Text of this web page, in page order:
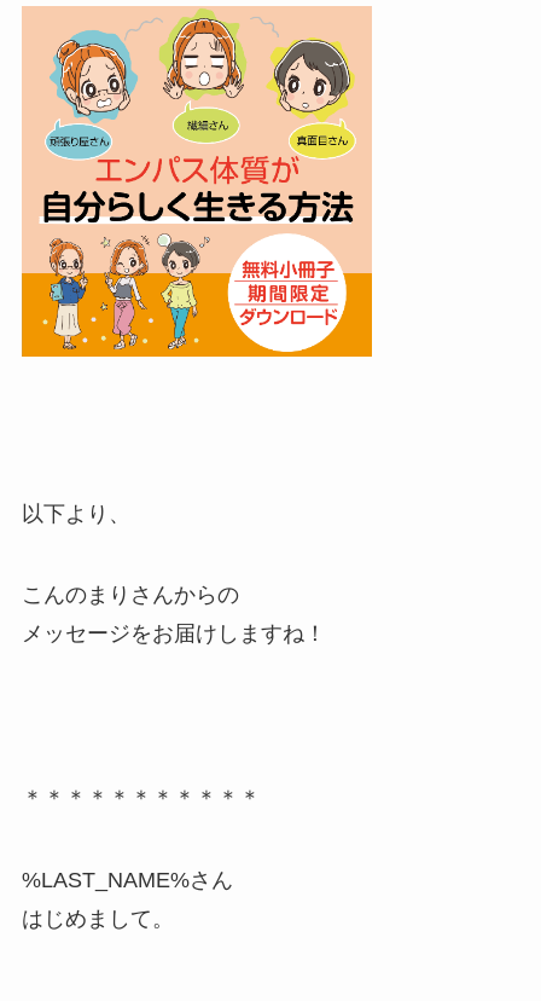
以下より、
こんのまりさんからの
メッセージをお届けしますね！
＊＊＊＊＊＊＊＊＊＊＊
%LAST_NAME%さん
はじめまして。